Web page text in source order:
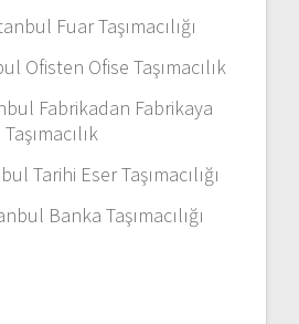
Fuar Taşımacılığı
Ofisten Ofise Taşımacılık
Fabrikadan Fabrikaya
Taşımacılık
Tarihi Eser Taşımacılığı
Banka Taşımacılığı